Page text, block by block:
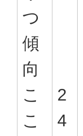
つ
傾
向
こ
こ
2
4